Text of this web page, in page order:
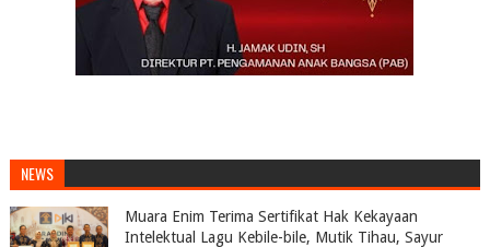
NEWS
Muara Enim Terima Sertifikat Hak Kekayaan
Intelektual Lagu Kebile-bile, Mutik Tihau, Sayur